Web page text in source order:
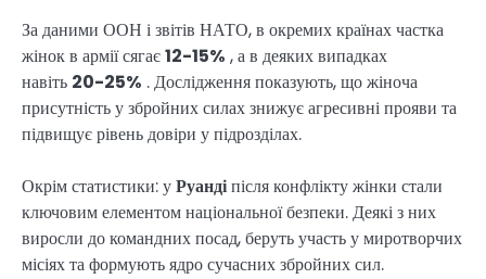
За даними ООН і звітів НАТО, в окремих країнах частка
жінок в армії сягає12-15% , а в деяких випадках
навіть 20-25% . Дослідження показують, що жіноча
присутність у збройних силах знижує агресивні прояви та
підвищує рівень довіри у підрозділах.
Окрім статистики: уРуандіпісля конфлікту жінки стали
ключовим елементом національної безпеки. Деякі з них
виросли до командних посад, беруть участь у миротворчих
місіях та формують ядро ​​сучасних збройних сил.